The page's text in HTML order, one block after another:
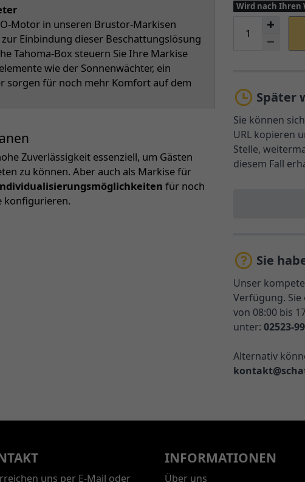
Motor in unseren Brustor-Markisen
Einbindung dieser Beschattungslösung
Tahoma-Box steuern Sie Ihre Markise
wie der Sonnenwächter, ein
sorgen für noch mehr Komfort auf dem
Zuverlässigkeit essenziell, um Gästen
zu können. Aber auch als Markise für
für noch
konfigurieren.
Wird nach Ihren
Später
Sie können
URL kopieren
Stelle,
diesem Fall
Sie
Unser
Verfügung.
von 08:00 bis
unter: 02523-
Alternativ
uns per E-Mail oder
INFORMATIONEN
Über uns